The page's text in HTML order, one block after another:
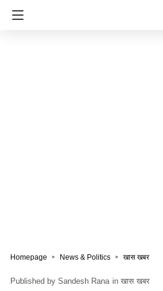
Homepage News & Politics खास खबर
Sandesh Rana in खास खबर